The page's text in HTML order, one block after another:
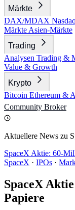
Märkte
DAX/MDAX Nasdaq
Märkte Asien-Märkte
Trading
Analysen Trading &
Value & Growth
Krypto
Bitcoin Ethereum &
Community Broker
Aktuellere News zu
SpaceX Aktie: 60-
SpaceX · IPOs ·
SpaceX
Papiere